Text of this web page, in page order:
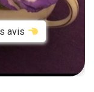
avis